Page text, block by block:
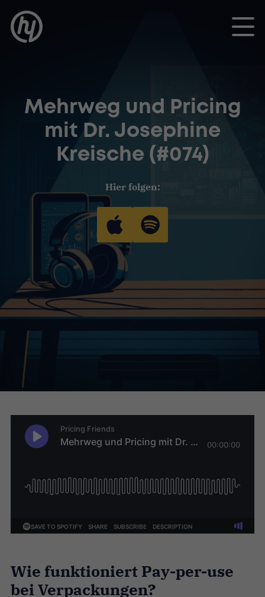
Toggle
Mehrweg und Pricing
mit Dr. Josephine
Kreische (#074)
Hier folgen:
Wie funktioniert Pay-per-use
bei Verpackungen?